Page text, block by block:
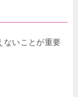
ないことが重要